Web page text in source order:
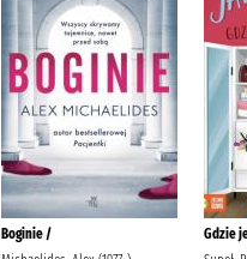
Boginie /
Gdzie